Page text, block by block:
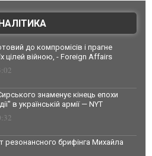
до компромісів і прагне
цілей війною, - Foreign Affairs
знаменує кінець епохи
в українській армії — NYT
резонансного брифінга Михайла